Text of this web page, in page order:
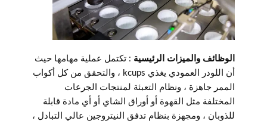
الوظائف والميزات الرئيسية : تكتمل عملية مهامها حيث
أن اللودر العمودي يغذي kcups ، والتحقق من كل أكواب
الممر جاهزة ، ونظام التعبئة لمنتجات الجرعات
المختلفة مثل القهوة أو أوراق الشاي أو أي مادة قابلة
للذوبان ، ومجهزة بنظام تدفق النيتروجين عالي التبادل ،